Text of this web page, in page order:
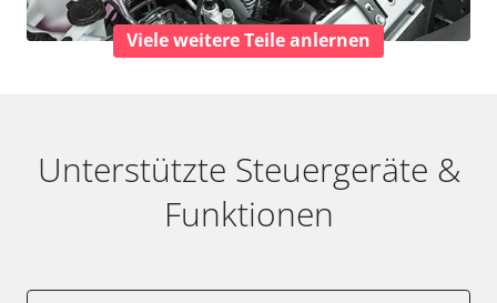
Viele weitere Teile anlernen
Unterstützte Steuergeräte &
Funktionen